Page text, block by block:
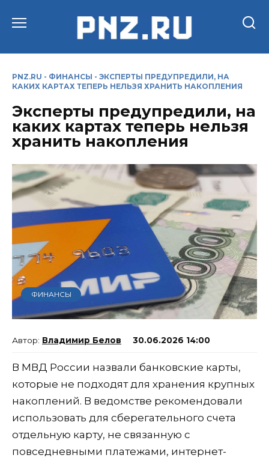
PNZ.RU - ФИНАНСЫ - ЭКСПЕРТЫ ПРЕДУПРЕДИЛИ, НА
КАКИХ КАРТАХ ТЕПЕРЬ НЕЛЬЗЯ ХРАНИТЬ НАКОПЛЕНИЯ
Эксперты предупредили, на
каких картах теперь нельзя
хранить накопления
ФИНАНСЫ
Владимир Белов 30.06.2026 14:00
В МВД России назвали банковские карты,
которые не подходят для хранения крупных
накоплений. В ведомстве рекомендовали
использовать для сберегательного счета
отдельную карту, не связанную с
повседневными платежами, интернет-